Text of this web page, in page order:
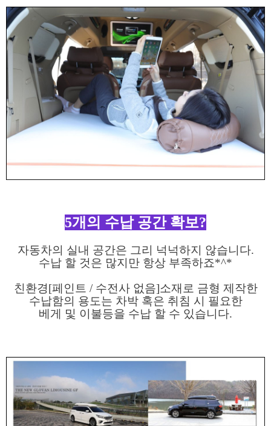
5개의 수납 공간 확보?
자동차의 실내 공간은 그리 넉넉하지 않습니다.
수납 할 것은 많지만 항상 부족하죠*^*
친환경[페인트 / 수전사 없음]소재로 금형 제작한
수납함의 용도는 차박 혹은 취침 시 필요한
베게 및 이불등을 수납 할 수 있습니다.